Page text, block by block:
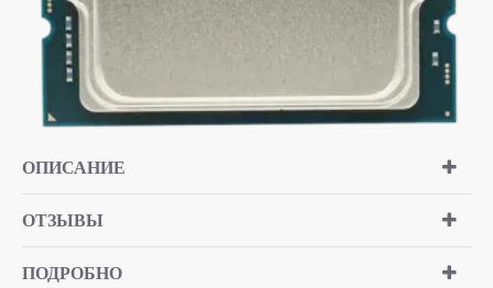
ОПИСАНИЕ
ОТЗЫВЫ
ПОДРОБНО